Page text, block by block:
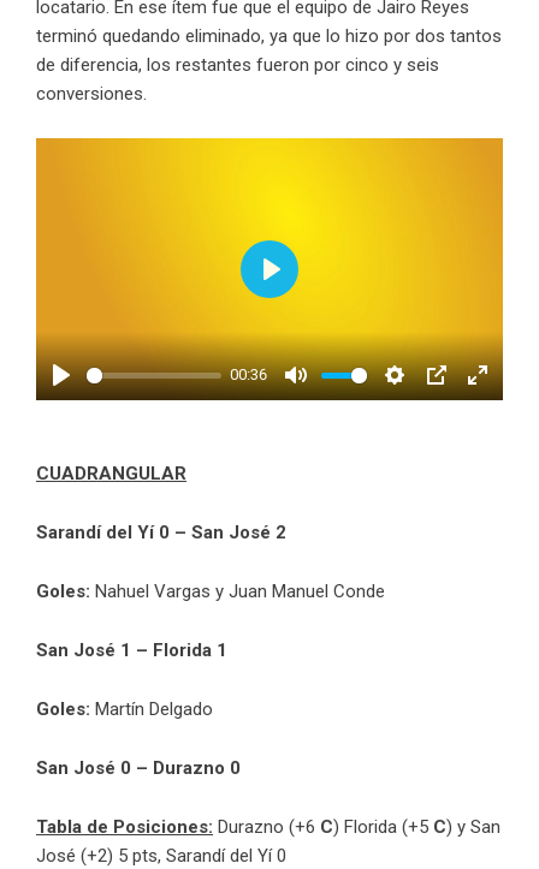
locatario. En ese ítem fue que el equipo de Jairo Reyes
terminó quedando eliminado, ya que lo hizo por dos tantos
de diferencia, los restantes fueron por cinco y seis
conversiones.
Play
00:36
Mute Settings
PIP
Enter
Play
CUADRANGULAR
Sarandí del Yí 0 – San José 2
Goles: Nahuel Vargas y Juan Manuel Conde
San José 1 – Florida 1
Goles: Martín Delgado
San José 0 – Durazno 0
Tabla de Posiciones: Durazno (+6 C) Florida (+5 C) y San
José (+2) 5 pts, Sarandí del Yí 0